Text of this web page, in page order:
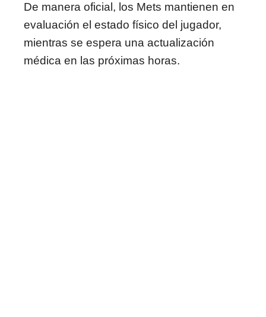
De manera oficial, los Mets mantienen en
evaluación el estado físico del jugador,
mientras se espera una actualización
médica en las próximas horas.